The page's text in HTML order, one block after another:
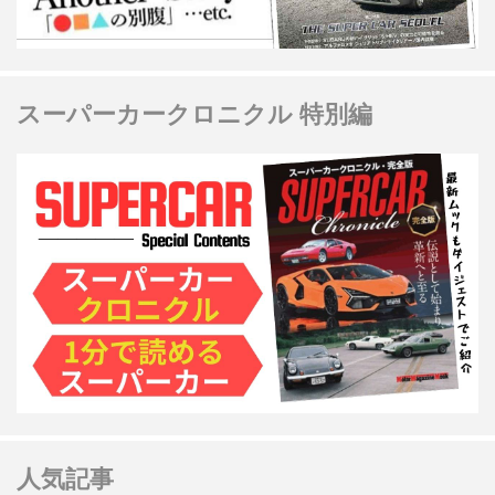
スーパーカークロニクル 特別編
人気記事